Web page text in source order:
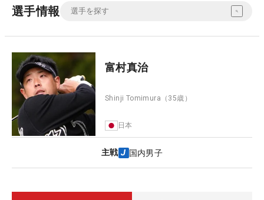
選手情報
富村真治
Shinji Tomimura （35歳）
日本
主戦 国内男子